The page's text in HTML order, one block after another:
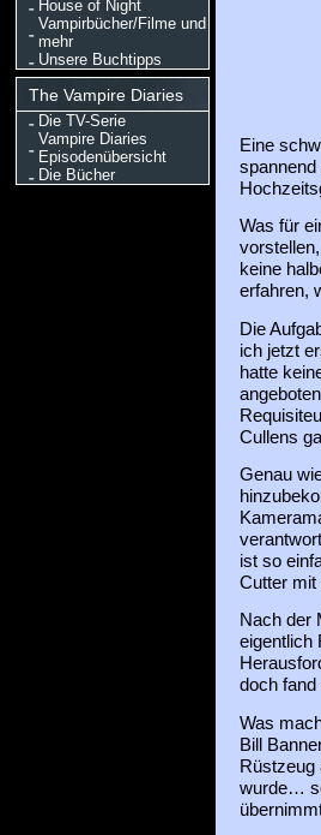
House of Night
Vampirbücher/Filme und
mehr
Unsere Buchtipps
The Vampire Diaries
Die TV-Serie
Vampire Diaries
Episodenübersicht
Die Bücher
Eine
spannend
Was für
keine
erfahren,
Die
ich jetzt
hatte
Cullens
Genau
ist so
Cutter mit
Nach der
eigentlich
doch fand
Was
Bill
Rüstzeug
wurde…